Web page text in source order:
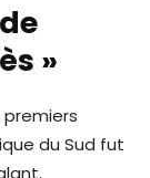
»
premiers
du Sud fut